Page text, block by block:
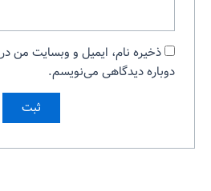
ذخیره نام، ایمیل و وبسایت من
دوباره دیدگاهی می‌نویسم.